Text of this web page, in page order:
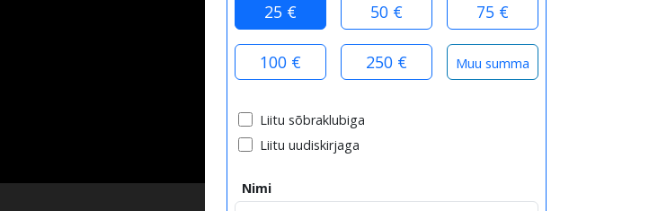
25 € 50 € 75 €
100 € 250 €
Liitu sõbraklubiga
Liitu uudiskirjaga
Nimi